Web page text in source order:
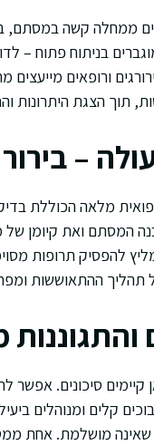
ממחלה קשה במסתם,
בניתוח פתוח –
ורופאים מייעצים
תוך הצגת היתרונות
–
המסתם ואת קיומן
להפסיק תרופות
תהליך ההתאוששות
והתגוננות
קיימים סיכונים.
קלים ומנוהלים
מושלמת. אחת